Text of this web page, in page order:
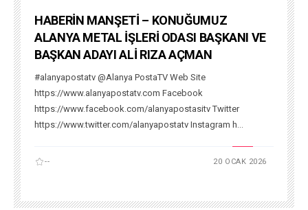
HABERİN MANŞETİ – KONUĞUMUZ
ALANYA METAL İŞLERİ ODASI BAŞKANI VE
BAŞKAN ADAYI ALİ RIZA AÇMAN
#alanyapostatv @Alanya PostaTV Web Site
https://www.alanyapostatv.com Facebook
https://www.facebook.com/alanyapostasitv Twitter
https://www.twitter.com/alanyapostatv Instagram h...
-- 20 OCAK 2026